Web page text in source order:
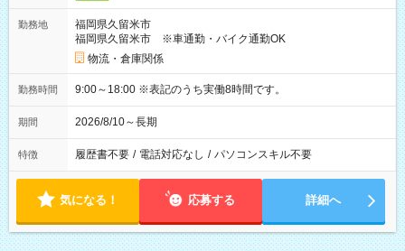
勤務地
福岡県久留米市
福岡県久留米市 ※車通勤・バイク通勤OK
物流・倉庫関係
勤務時間 9:00～18:00 ※表記のうち実働8時間です。
期間 2026/8/10～長期
特徴 履歴書不要 / 電話対応なし / パソコンスキル不要
気になる！ 応募する 詳細へ